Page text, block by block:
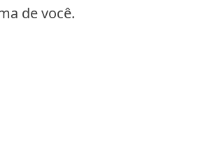
de você.